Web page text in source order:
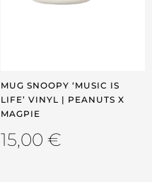
MUG SNOOPY ‘MUSIC IS
LIFE’ VINYL | PEANUTS X
MAGPIE
15,00 €